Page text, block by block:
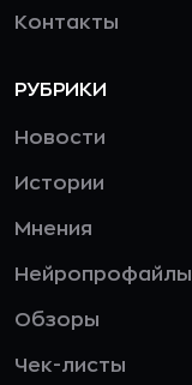
Контакты
РУБРИКИ
Новости
Истории
Мнения
Нейропрофайлы
Обзоры
Чек-листы